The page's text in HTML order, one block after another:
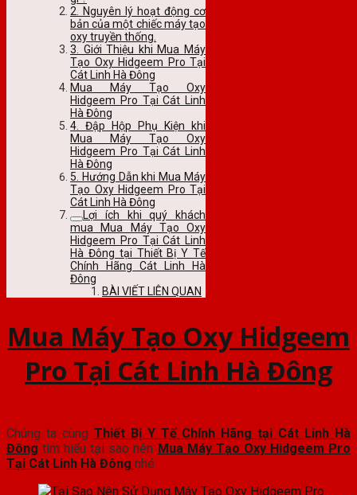
2. Nguyên lý hoạt động cơ
bản của một chiếc máy tạo
oxy truyền thống.
3. Giới Thiệu khi Mua Máy
Tạo Oxy Hidgeem Pro Tại
Cát Linh Hà Đông
Mua Máy Tạo Oxy
Hidgeem Pro Tại Cát Linh
Hà Đông
4. Đập Hộp Phụ Kiện khi
Mua Máy Tạo Oxy
Hidgeem Pro Tại Cát Linh
Hà Đông
5. Hướng Dẫn khi Mua Máy
Tạo Oxy Hidgeem Pro Tại
Cát Linh Hà Đông
Lợi ích khi quý khách
mua Mua Máy Tạo Oxy
Hidgeem Pro Tại Cát Linh
Hà Đông tại Thiết Bị Y Tế
Chính Hãng Cát Linh Hà
Đông
BÀI VIẾT LIÊN QUAN
Mua Máy Tạo Oxy Hidgeem
Pro Tại Cát Linh Hà Đông
Chúng ta cùng Thiết Bị Y Tế Chính Hãng tại Cát Linh Hà
Đông tìm hiểu tại sao nên Mua Máy Tạo Oxy Hidgeem Pro
Tại Cát Linh Hà Đông nhé